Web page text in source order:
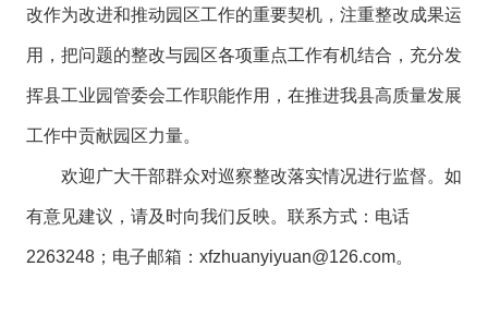
改作为改进和推动园区工作的重要契机，注重整改成果运
用，把问题的整改与园区各项重点工作有机结合，充分发
挥县工业园管委会工作职能作用，在推进我县高质量发展
工作中贡献园区力量。
欢迎广大干部群众对巡察整改落实情况进行监督。如
有意见建议，请及时向我们反映。联系方式：电话
2263248；电子邮箱：xfzhuanyiyuan@126.com。